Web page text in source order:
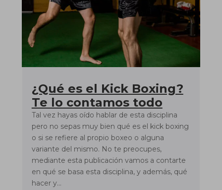
¿Qué es el Kick Boxing?
Te lo contamos todo
Tal vez hayas oído hablar de esta disciplina
pero no sepas muy bien qué es el kick boxing
o si se refiere al propio boxeo o alguna
variante del mismo. No te preocupes,
mediante esta publicación vamos a contarte
en qué se basa esta disciplina, y además, qué
hacer y...